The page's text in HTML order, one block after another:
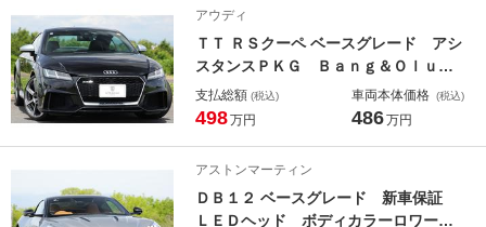
シート ＨＵＤ ＡＣＣ Ｐトランク
アウディ
ＴＴ ＲＳクーペ ベースグレード アシ
スタンスＰＫＧ Ｂａｎｇ＆Ｏｌｕｆ
ｓｅｎ ダイヤモンドステッチ入りフ
ァインナッパレザー シートヒータ
Ｄ バーチャルコックピット
支払総額 (税込)
498万円
車両本体価格 (税込)
486万円
アストンマーティン
ＤＢ１２ ベースグレード 新車保証
ＬＥＤヘッド ボディカラーロワーパ